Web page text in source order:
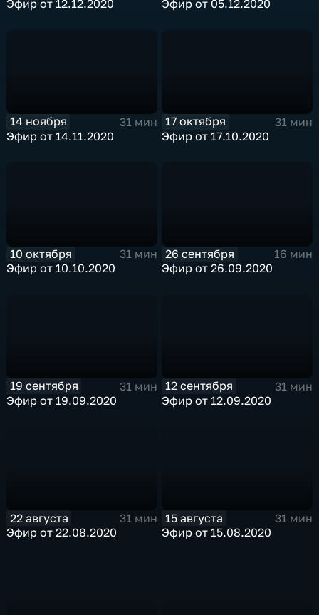
Эфир от 12.12.2020
Эфир от 05.12.2020
14 ноября
31 мин
Эфир от 14.11.2020
17 октября
31 мин
Эфир от 17.10.2020
10 октября
31 мин
Эфир от 10.10.2020
26 сентября
16 мин
Эфир от 26.09.2020
19 сентября
31 мин
Эфир от 19.09.2020
12 сентября
31 мин
Эфир от 12.09.2020
22 августа
31 мин
Эфир от 22.08.2020
15 августа
31 мин
Эфир от 15.08.2020